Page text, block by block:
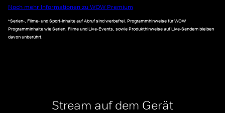
Noch mehr Informationen zu WOW Premium
*Serien-, Filme- und Sport-Inhalte auf Abruf sind werbefrei. Programmhinweise für WOW
Programminhalte wie Serien, Filme und Live-Events, sowie Produkthinweise auf Live-Sendern bleiben
davon unberührt.
Stream auf dem Gerät